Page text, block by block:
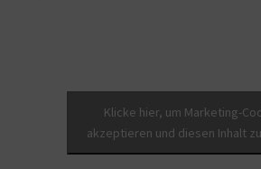
Klicke hier, um Marketing-
akzeptieren und diesen Inhalt